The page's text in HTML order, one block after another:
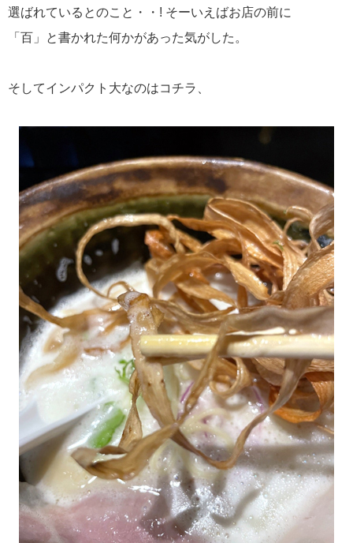
選ばれているとのこと・・! そーいえばお店の前に
「百」と書かれた何かがあった気がした。
そしてインパクト大なのはコチラ、